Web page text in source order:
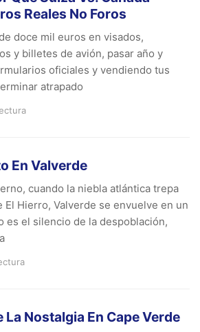
Reales No Foros
doce mil euros en visados,
y billetes de avión, pasar año y
oficiales y vendiendo tus
atrapado
En Valverde
cuando la niebla atlántica trepa
El Hierro, Valverde se envuelve en un
es el silencio de la despoblación,
La Nostalgia En Cape Verde